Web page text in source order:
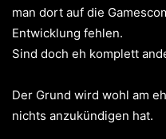
man dort auf die
Entwicklung fehlen.
Sind doch eh komplett
Der Grund wird wohl am
nichts anzukündigen hat.